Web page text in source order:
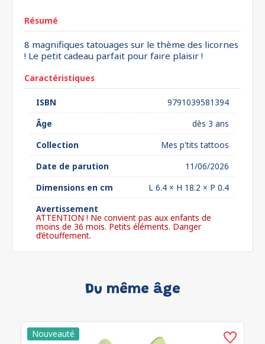
Résumé
8 magnifiques tatouages sur le thème des licornes
! Le petit cadeau parfait pour faire plaisir !
Caractéristiques
ISBN
9791039581394
Âge
dès 3 ans
Collection
Mes p'tits tattoos
Date de parution
11/06/2026
Dimensions en cm
L 6.4 × H 18.2 × P 0.4
Avertissement
ATTENTION ! Ne convient pas aux enfants de
moins de 36 mois. Petits éléments. Danger
d’étouffement.
Du même âge